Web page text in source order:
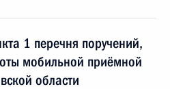
1 перечня поручений,
мобильной приёмной
области